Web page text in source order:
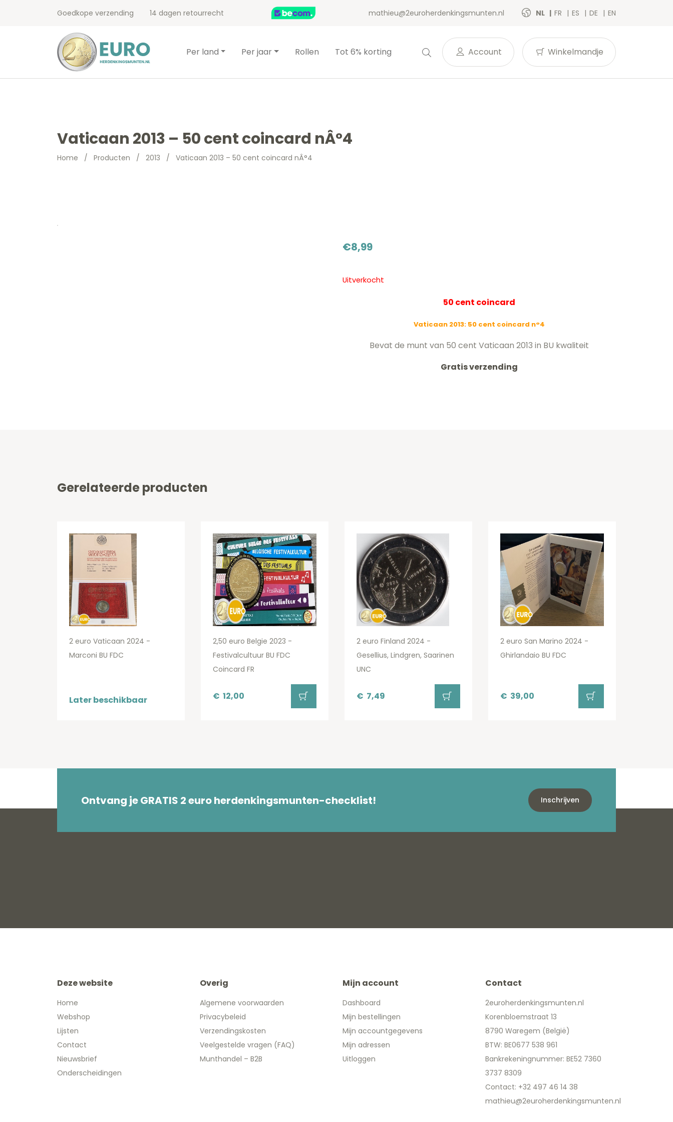
Goedkope verzending 14 dagen retourrecht mathieu@2euroherdenkingsmunten.nl NL FR ES DE EN
Per land Per jaar Rollen Tot 6% korting Account Winkelmandje
Vaticaan 2013 – 50 cent coincard nÂ°4
Home / Producten / 2013 / Vaticaan 2013 – 50 cent coincard nÂ°4
€8,99
Uitverkocht
50 cent coincard
Vaticaan 2013: 50 cent coincard n°4
Bevat de munt van 50 cent Vaticaan 2013 in BU kwaliteit
Gratis verzending
Gerelateerde producten
2 euro Vaticaan 2024 -
Marconi BU FDC
Later beschikbaar
2,50 euro Belgie 2023 -
Festivalcultuur BU FDC
Coincard FR
€ 12,00
2 euro Finland 2024 -
Gesellius, Lindgren, Saarinen
UNC
€ 7,49
2 euro San Marino 2024 -
Ghirlandaio BU FDC
€ 39,00
Ontvang je GRATIS 2 euro herdenkingsmunten-checklist! Inschrijven
Deze website
Home
Webshop
Lijsten
Contact
Nieuwsbrief
Onderscheidingen
Overig
Algemene voorwaarden
Privacybeleid
Verzendingskosten
Veelgestelde vragen (FAQ)
Munthandel – B2B
Mijn account
Dashboard
Mijn bestellingen
Mijn accountgegevens
Mijn adressen
Uitloggen
Contact
2euroherdenkingsmunten.nl
Korenbloemstraat 13
8790 Waregem (België)
BTW: BE0677 538 961
Bankrekeningnummer: BE52 7360
3737 8309
Contact: +32 497 46 14 38
mathieu@2euroherdenkingsmunten.nl